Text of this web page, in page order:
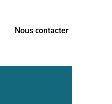
Nous contacter